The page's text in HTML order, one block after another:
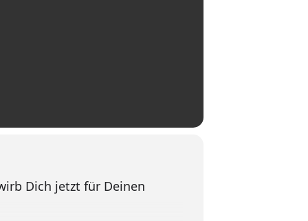
Dich jetzt für Deinen